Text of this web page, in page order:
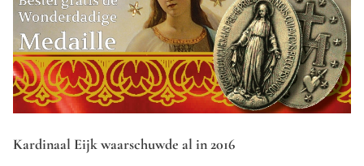
Kardinaal Eijk waarschuwde al in 2016